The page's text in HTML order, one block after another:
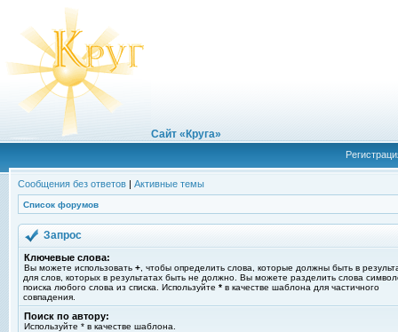
Сайт «Круга»
Сообщения без ответов | Активные темы
Список форумов
Запрос
Ключевые слова:
Вы можете использовать + , чтобы определить слова, которые должны быть в
для слов, которых в результатах быть не должно. Вы можете разделить слова
поиска любого слова из списка. Используйте * в качестве шаблона для частичного
совпадения.
Поиск по автору:
Используйте * в качестве шаблона.